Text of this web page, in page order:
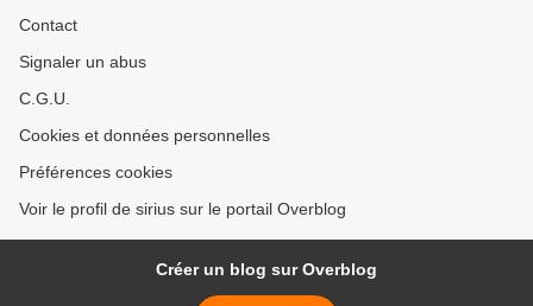
Contact
Signaler un abus
C.G.U.
Cookies et données personnelles
Préférences cookies
Voir le profil de sirius sur le portail Overblog
Créer un blog sur Overblog